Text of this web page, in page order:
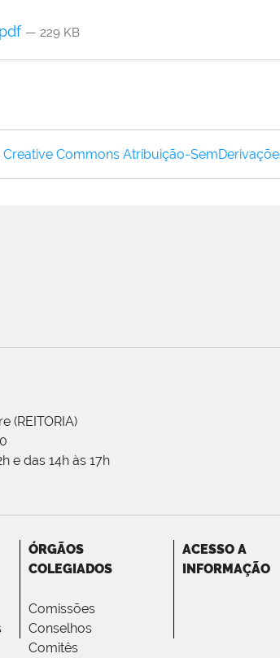
— 229 KB
Creative Commons Atribuição-
(REITORIA)
e das 14h às 17h
ÓRGÃOS
COLEGIADOS
Comissões
Conselhos
Comitês
ACESSO A
INFORMAÇÃO